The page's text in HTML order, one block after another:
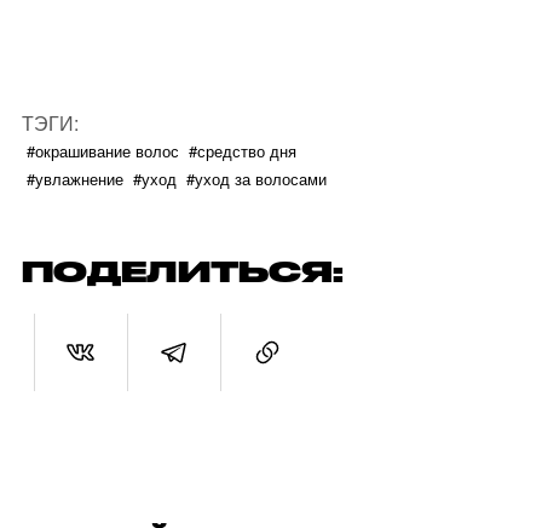
ТЭГИ:
#окрашивание волос #средство дня
#увлажнение #уход #уход за волосами
ПОДЕЛИТЬСЯ: